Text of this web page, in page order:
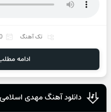
تک آهنگ
ادامه
دانلود آهنگ مهدی